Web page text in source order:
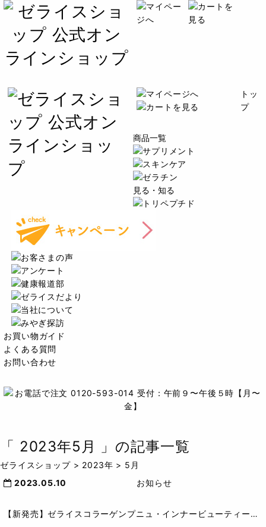
トッ
プ
商品一覧
見る・知る
お買い物ガイド
よくある質問
お問い合わせ
「 2023年5月 」の記事一覧
ゼライスショップ> 2023年 > 5月
2023.05.10
お知らせ
【新発売】ゼライスコラーゲンプニュ・インナービューティー販売開始！